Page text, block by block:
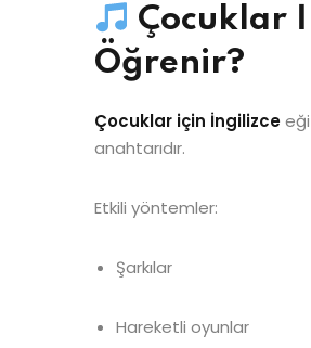
Çocuklar
Öğrenir?
Çocuklar için İngilizce
anahtarıdır.
Etkili yöntemler:
Şarkılar
Hareketli oyunlar